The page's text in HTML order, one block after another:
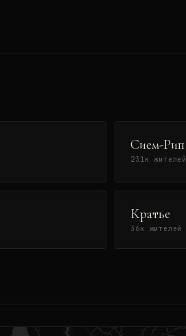
Сием-Рип
231к жителей
Кратье
36к жителей